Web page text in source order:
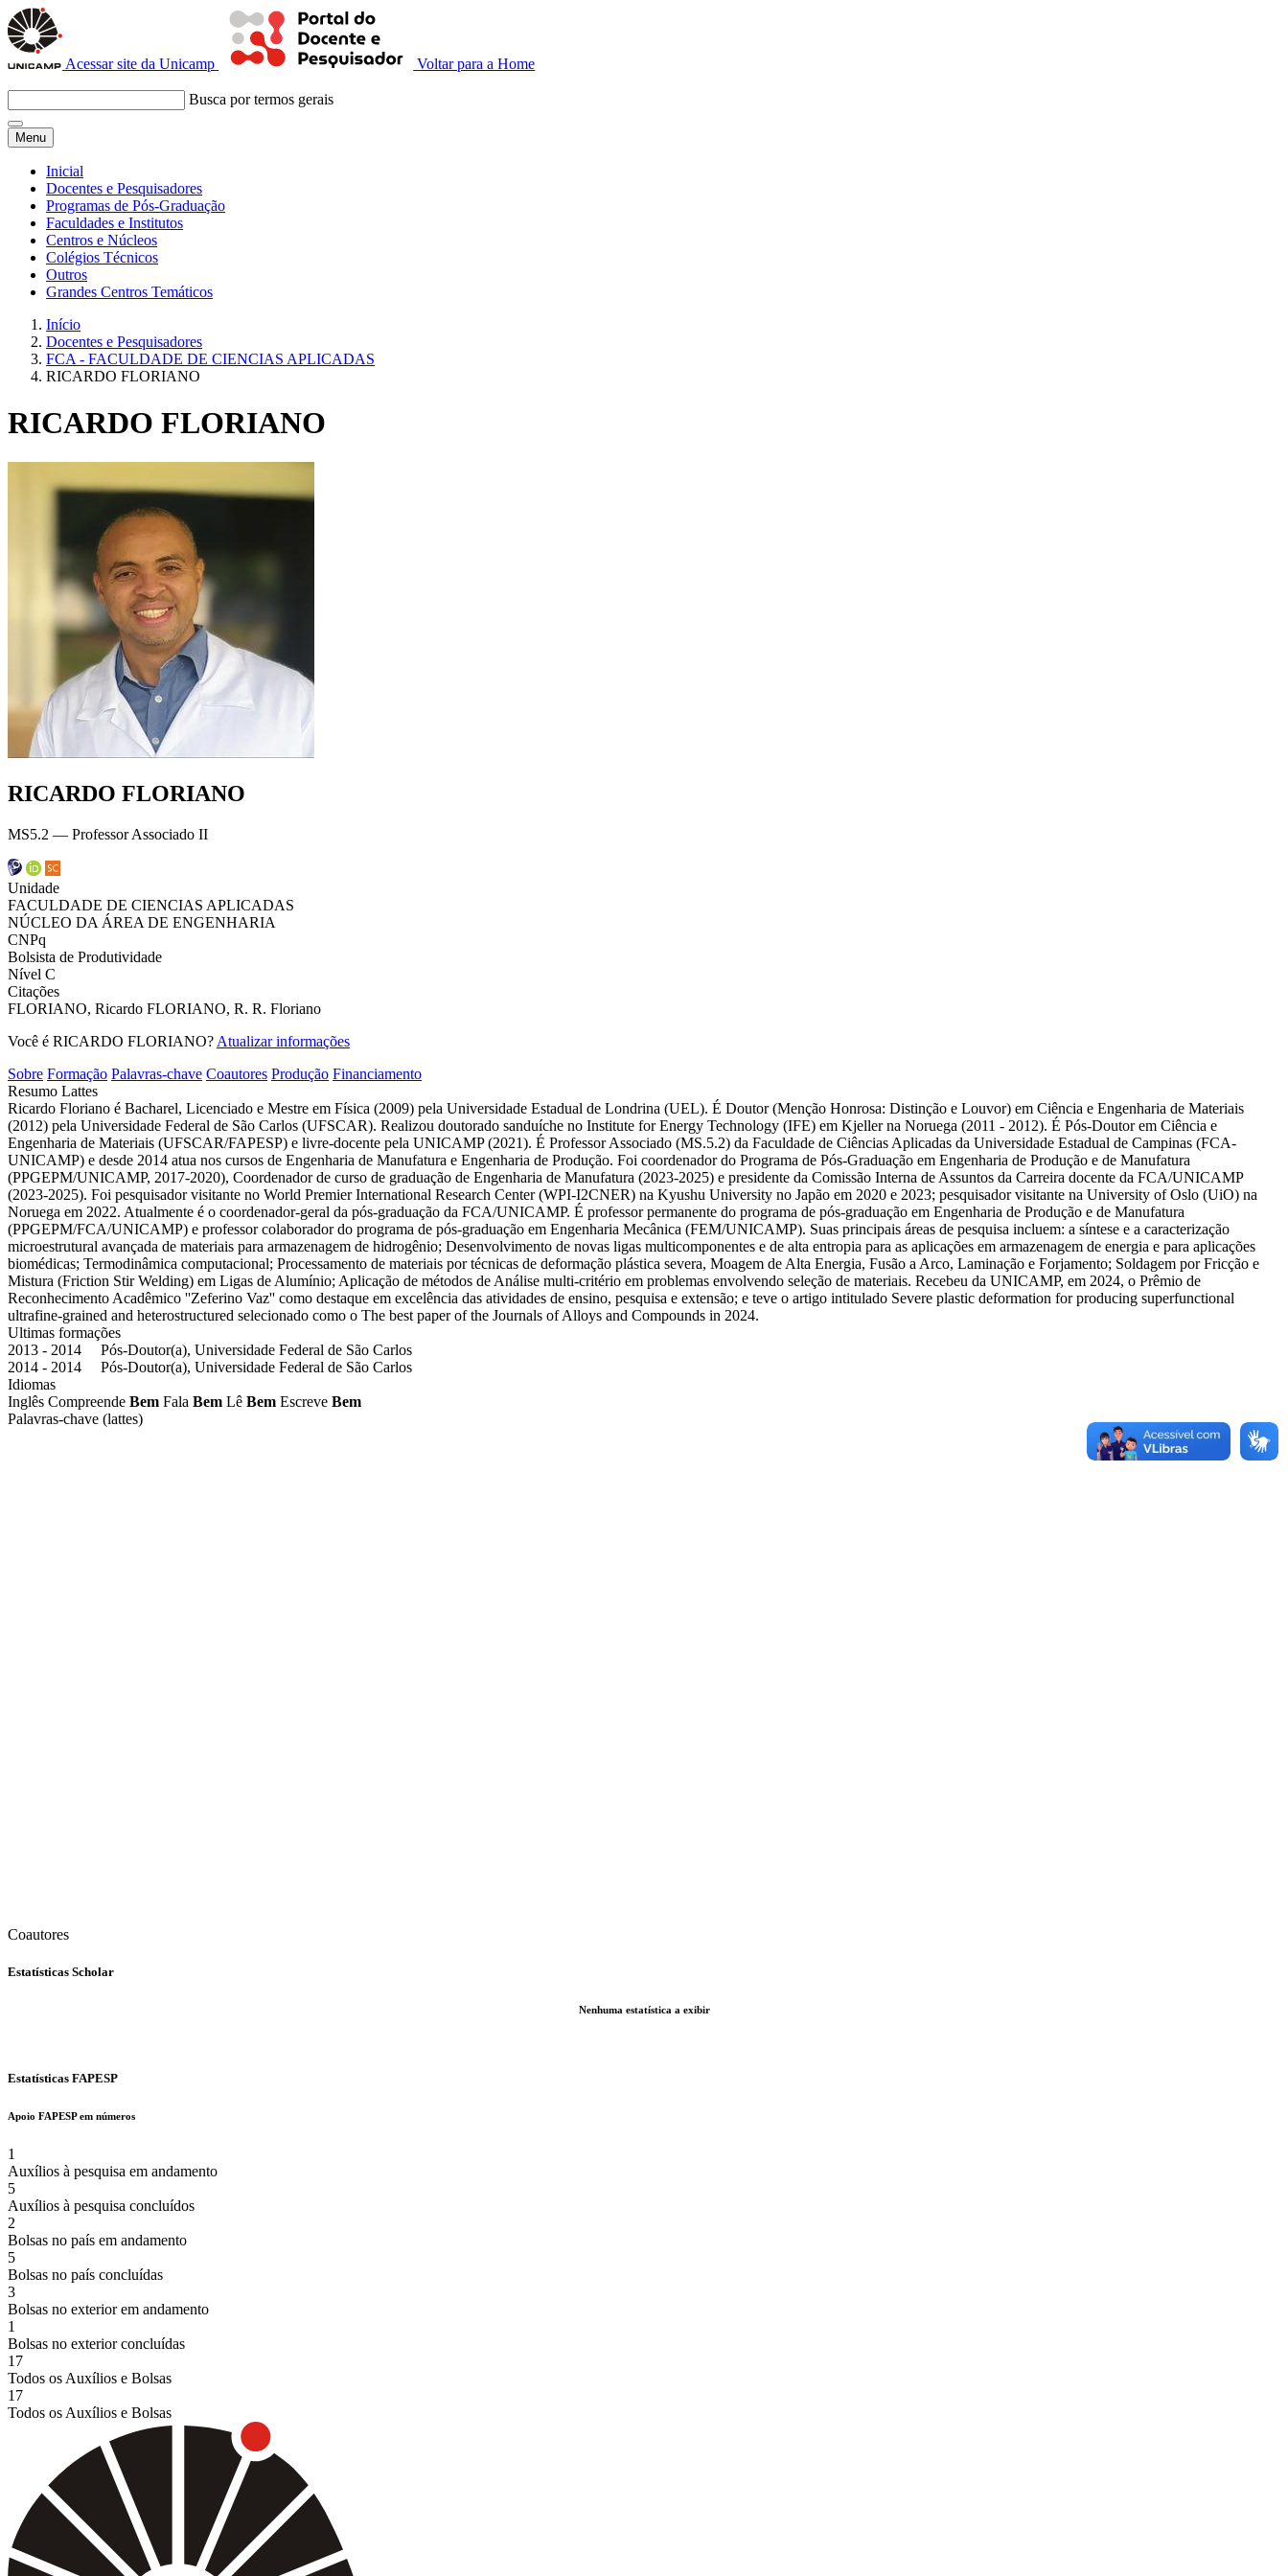
Acessar site da Unicamp Voltar para a Home
Busca por termos gerais
Menu
Inicial
Docentes e Pesquisadores
Programas de Pós-Graduação
Faculdades e Institutos
Centros e Núcleos
Colégios Técnicos
Outros
Grandes Centros Temáticos
Início
Docentes e Pesquisadores
FCA - FACULDADE DE CIENCIAS APLICADAS
RICARDO FLORIANO
RICARDO FLORIANO
RICARDO FLORIANO
MS5.2 — Professor Associado II
Unidade
FACULDADE DE CIENCIAS APLICADAS
NÚCLEO DA ÁREA DE ENGENHARIA
CNPq
Bolsista de Produtividade
Nível C
Citações
FLORIANO, Ricardo FLORIANO, R. R. Floriano
Você é RICARDO FLORIANO? Atualizar informações
Sobre Formação Palavras-chave Coautores Produção Financiamento
Resumo Lattes
Ricardo Floriano é Bacharel, Licenciado e Mestre em Física (2009) pela Universidade Estadual de Londrina (UEL). É Doutor (Menção Honrosa: Distinção e Louvor) em Ciência e Engenharia de Materiais
(2012) pela Universidade Federal de São Carlos (UFSCAR). Realizou doutorado sanduíche no Institute for Energy Technology (IFE) em Kjeller na Noruega (2011 - 2012). É Pós-Doutor em Ciência e
Engenharia de Materiais (UFSCAR/FAPESP) e livre-docente pela UNICAMP (2021). É Professor Associado (MS.5.2) da Faculdade de Ciências Aplicadas da Universidade Estadual de Campinas (FCA-
UNICAMP) e desde 2014 atua nos cursos de Engenharia de Manufatura e Engenharia de Produção. Foi coordenador do Programa de Pós-Graduação em Engenharia de Produção e de Manufatura
(PPGEPM/UNICAMP, 2017-2020), Coordenador de curso de graduação de Engenharia de Manufatura (2023-2025) e presidente da Comissão Interna de Assuntos da Carreira docente da FCA/UNICAMP
(2023-2025). Foi pesquisador visitante no World Premier International Research Center (WPI-I2CNER) na Kyushu University no Japão em 2020 e 2023; pesquisador visitante na University of Oslo (UiO) na
Noruega em 2022. Atualmente é o coordenador-geral da pós-graduação da FCA/UNICAMP. É professor permanente do programa de pós-graduação em Engenharia de Produção e de Manufatura
(PPGEPM/FCA/UNICAMP) e professor colaborador do programa de pós-graduação em Engenharia Mecânica (FEM/UNICAMP). Suas principais áreas de pesquisa incluem: a síntese e a caracterização
microestrutural avançada de materiais para armazenagem de hidrogênio; Desenvolvimento de novas ligas multicomponentes e de alta entropia para as aplicações em armazenagem de energia e para aplicações
biomédicas; Termodinâmica computacional; Processamento de materiais por técnicas de deformação plástica severa, Moagem de Alta Energia, Fusão a Arco, Laminação e Forjamento; Soldagem por Fricção e
Mistura (Friction Stir Welding) em Ligas de Alumínio; Aplicação de métodos de Análise multi-critério em problemas envolvendo seleção de materiais. Recebeu da UNICAMP, em 2024, o Prêmio de
Reconhecimento Acadêmico ''Zeferino Vaz'' como destaque em excelência das atividades de ensino, pesquisa e extensão; e teve o artigo intitulado Severe plastic deformation for producing superfunctional
ultrafine-grained and heterostructured selecionado como o The best paper of the Journals of Alloys and Compounds in 2024.
Ultimas formações
2013 - 2014 Pós-Doutor(a), Universidade Federal de São Carlos
2014 - 2014 Pós-Doutor(a), Universidade Federal de São Carlos
Idiomas
Inglês Compreende Bem Fala Bem Lê Bem Escreve Bem
Palavras-chave (lattes)
Coautores
Estatísticas Scholar
Nenhuma estatística a exibir
Estatísticas FAPESP
Apoio FAPESP em números
1
Auxílios à pesquisa em andamento
5
Auxílios à pesquisa concluídos
2
Bolsas no país em andamento
5
Bolsas no país concluídas
3
Bolsas no exterior em andamento
1
Bolsas no exterior concluídas
17
Todos os Auxílios e Bolsas
17
Todos os Auxílios e Bolsas